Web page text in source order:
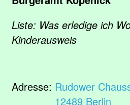
Liste: Was erledige ich
Kinderausweis
Adresse: Rudower
12489 Berlin